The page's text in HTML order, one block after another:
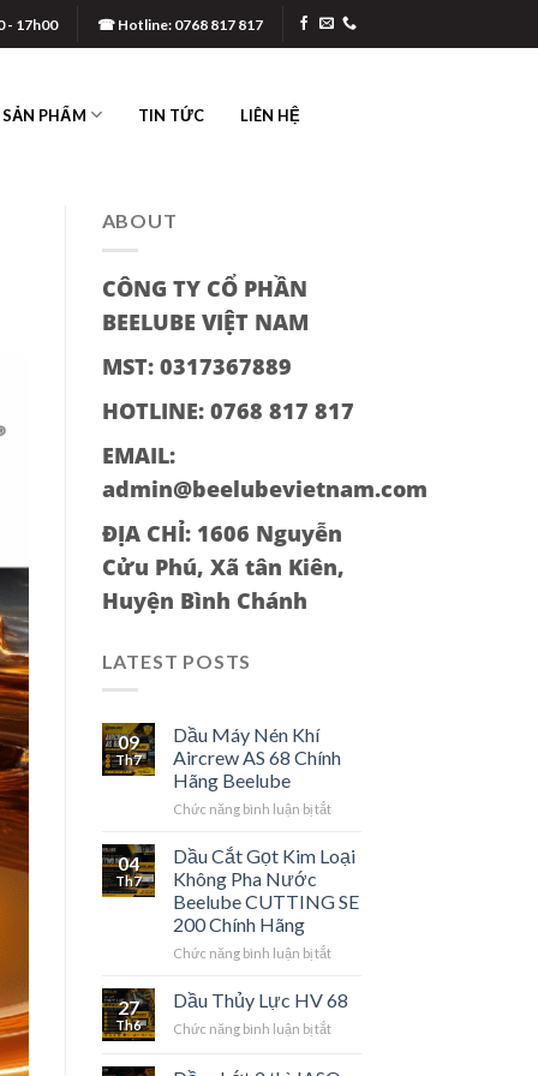
- 17h00 ☎ Hotline: 0768 817 817
SẢN PHẨM TIN TỨC LIÊN HỆ
ABOUT
CÔNG TY CỔ PHẦN
BEELUBE VIỆT NAM
MST: 0317367889
HOTLINE: 0768 817 817
EMAIL:
admin@beelubevietnam.com
ĐỊA CHỈ: 1606 Nguyễn
Cửu Phú, Xã tân Kiên,
Huyện Bình Chánh
LATEST POSTS
09
Th7
Dầu Máy Nén Khí
Aircrew AS 68 Chính
Hãng Beelube
Chức năng bình luận bị tắtở
Máy
Nén
Aircrew
68
Hãng
Beelube
04
Th7
Dầu Cắt Gọt Kim Loại
Không Pha Nước
Beelube CUTTING SE
200 Chính Hãng
Chức năng bình luận bị tắtở
Cắt
Kim
27
Th6
Dầu Thủy Lực HV 68
Chức năng bình luận bị tắtở